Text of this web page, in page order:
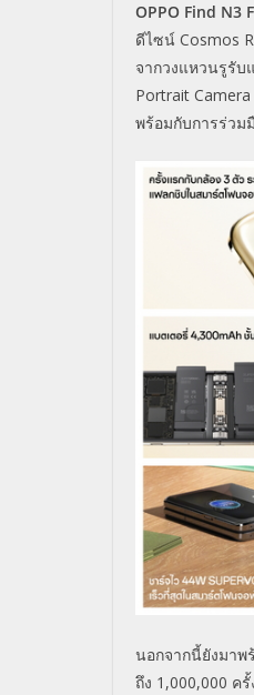
OPPO Find N3
ดีไซน์ Cosmos
จากวงแหวนรูรับ
Portrait Camera
พร้อมกับการร่วม
นอกจากนี้ยังมาพ
ถึง 1,000,000 ค